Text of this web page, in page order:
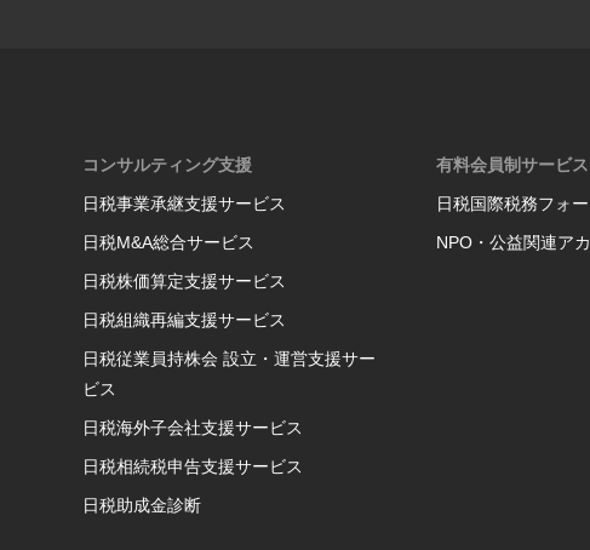
コンサルティング支援
日税事業承継支援サービス
日税M&A総合サービス
日税株価算定支援サービス
日税組織再編支援サービス
日税従業員持株会 設立・運営支援サー
ビス
日税海外子会社支援サービス
日税相続税申告支援サービス
日税助成金診断
有料会員制サービス
日税国際税務フォ
NPO・公益関連ア